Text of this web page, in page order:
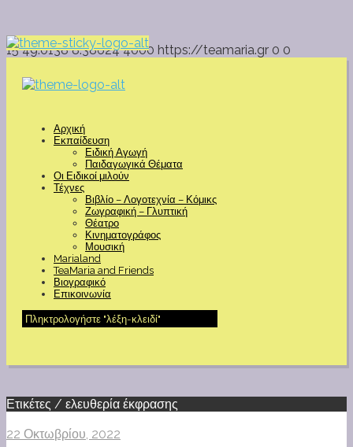
15 49.0138 8.38624 4000 https://teamaria.gr 0 0
Αρχική
Εκπαίδευση
Ειδική Αγωγή
Παιδαγωγικά Θέματα
Οι Ειδικοί μιλούν
Τέχνες
Βιβλίο – Λογοτεχνία – Κόμικς
Ζωγραφική – Γλυπτική
Θέατρο
Κινηματογράφος
Μουσική
Marialand
TeaMaria and Friends
Βιογραφικό
Επικοινωνία
Ετικέτες / ελευθερία έκφρασης
22 Οκτωβρίου, 2022